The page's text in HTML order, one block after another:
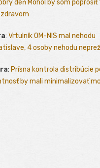
deň Mohol by som poprosiť
: Vrtulník OM-NIS mal nehodu
4 osoby nehodu
: Prísna kontrola distribúcie
by mali minimalizovať